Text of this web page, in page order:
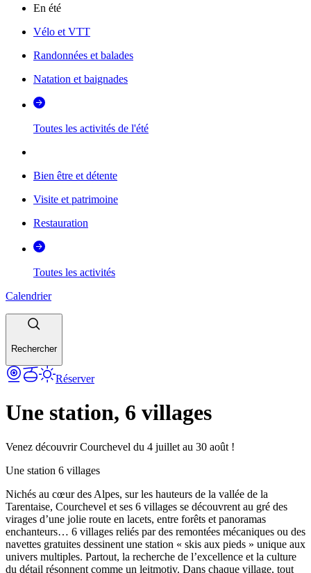
En été
Vélo et VTT
Randonnées et balades
Natation et baignades
Toutes les activités de l'été
Bien être et détente
Visite et patrimoine
Restauration
Toutes les activités
Calendrier
Rechercher
Réserver
Une station, 6 villages
Venez découvrir Courchevel du 4 juillet au 30 août !
Une station 6 villages
Nichés au cœur des Alpes, sur les hauteurs de la vallée de la
Tarentaise, Courchevel et ses 6 villages se découvrent au gré des
virages d’une jolie route en lacets, entre forêts et panoramas
enchanteurs… 6 villages reliés par des remontées mécaniques ou des
navettes gratuites dessinent une station « skis aux pieds » unique aux
univers multiples. Partout, la recherche de l’excellence et la culture
du détail résonnent comme un leitmotiv. Dans chaque village, tout